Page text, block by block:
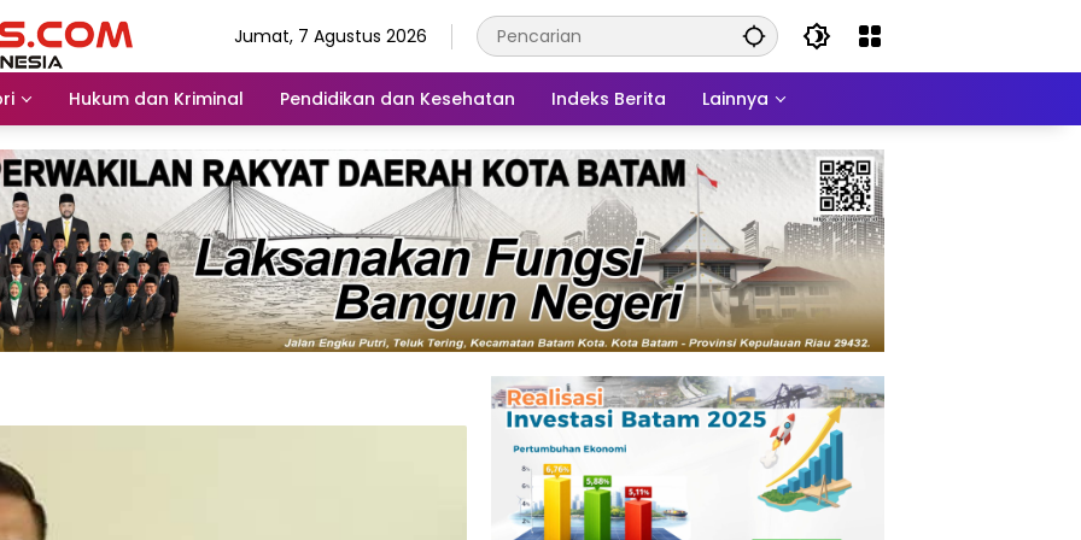
Jumat, 7 Agustus 2026
Hukum dan Kriminal Pendidikan dan Kesehatan Indeks Berita Lainnya